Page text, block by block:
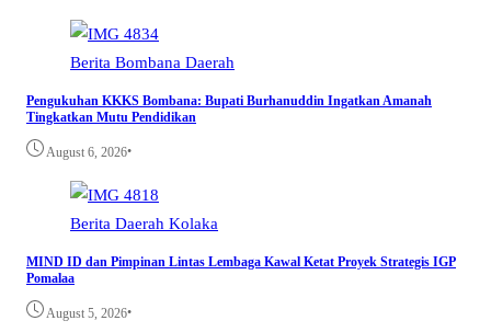
Berita Bombana Daerah
Pengukuhan KKKS Bombana: Bupati Burhanuddin Ingatkan Amanah
Tingkatkan Mutu Pendidikan
August 6, 2026•
Berita Daerah Kolaka
MIND ID dan Pimpinan Lintas Lembaga Kawal Ketat Proyek Strategis IGP
Pomalaa
August 5, 2026•